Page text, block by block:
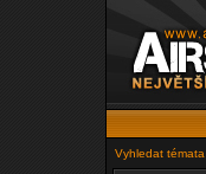
Vyhledat